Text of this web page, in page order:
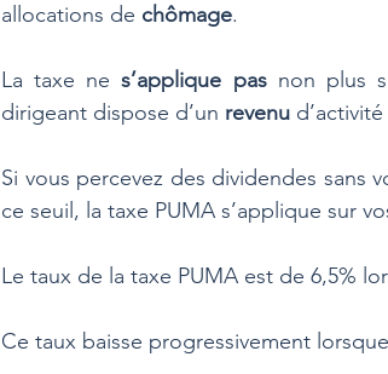
allocations de chômage.
La taxe ne s’applique pas non plus
dirigeant dispose d’un revenu
Si vous percevez des dividendes sans
ce seuil, la taxe PUMA s’applique sur
Le taux de la taxe PUMA est de 6,5%
Ce taux baisse progressivement